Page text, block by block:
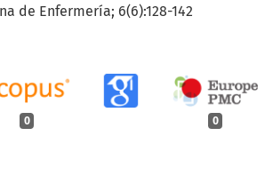
0 0
de Enfermería; 6(6):128-142